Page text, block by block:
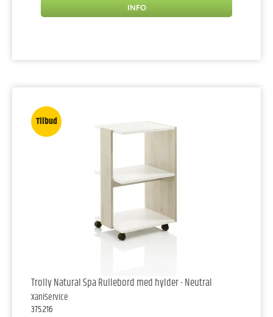
INFO
Tilbud
Trolly Natural Spa Rullebord med hylder - Neutral
XaniService
375.216